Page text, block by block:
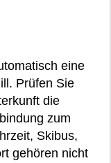
eine
Prüfen Sie
die
zum
Skibus,
gehören nicht